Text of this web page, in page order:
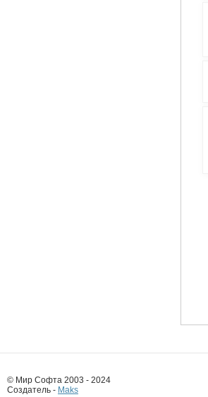
© Мир Софта 2003 - 2024
Создатель - Maks